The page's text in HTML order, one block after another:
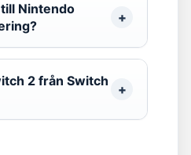
Nintendo
2 från Switch